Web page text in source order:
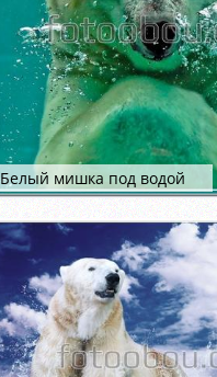
Белый мишка под водой